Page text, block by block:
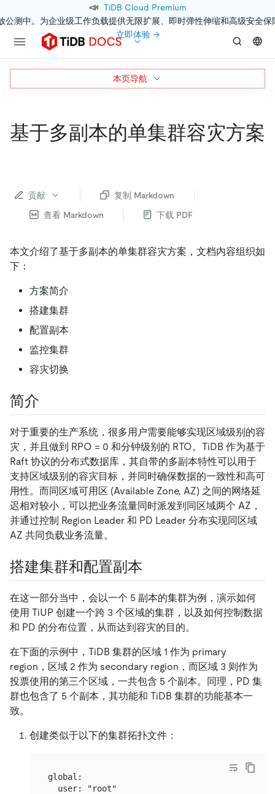
📣 TiDB Cloud Premium
公测中。为企业级工作负载提供无限扩展、即时弹性伸缩和高级安全保
立即体验 →
基于多副本的单集群容灾方案
贡献
复制 Markdown
查看 Markdown
下载 PDF
本文介绍了基于多副本的单集群容灾方案，文档内容组织如
下：
方案简介
搭建集群
配置副本
监控集群
容灾切换
简介
对于重要的生产系统，很多用户需要能够实现区域级别的容
灾，并且做到 RPO = 0 和分钟级别的 RTO。TiDB 作为基于
Raft 协议的分布式数据库，其自带的多副本特性可以用于
支持区域级别的容灾目标，并同时确保数据的一致性和高可
用性。而同区域可用区 (Available Zone, AZ) 之间的网络延
迟相对较小，可以把业务流量同时派发到同区域两个 AZ，
并通过控制 Region Leader 和 PD Leader 分布实现同区域
AZ 共同负载业务流量。
搭建集群和配置副本
在这一部分当中，会以一个 5 副本的集群为例，演示如何
使用 TiUP 创建一个跨 3 个区域的集群，以及如何控制数据
和 PD 的分布位置，从而达到容灾的目的。
在下面的示例中，TiDB 集群的区域 1 作为 primary
region，区域 2 作为 secondary region，而区域 3 则作为
投票使用的第三个区域，一共包含 5 个副本。同理，PD 集
群也包含了 5 个副本，其功能和 TiDB 集群的功能基本一
致。
创建类似于以下的集群拓扑文件：
global:
  user: "root"
本页导航